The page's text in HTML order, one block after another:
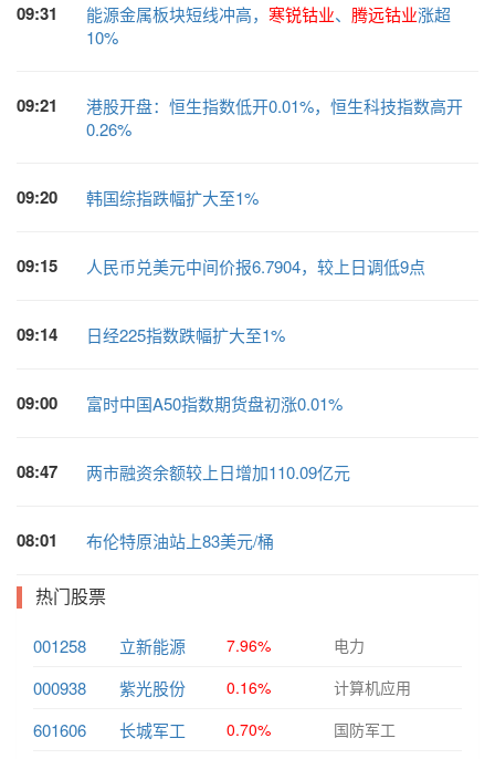
09:31 能源金属板块短线冲高， 寒锐钴业、 腾远钴业涨超
10%
09:21
港股开盘：恒生指数低开0.01%，恒生科技指数高开
0.26%
09:20 韩国综指跌幅扩大至1%
09:15 人民币兑美元中间价报6.7904，较上日调低9点
09:14 日经225指数跌幅扩大至1%
09:00 富时中国A50指数期货盘初涨0.01%
08:47 两市融资余额较上日增加110.09亿元
08:01 布伦特原油站上83美元/桶
热门股票
001258 立新能源 7.96% 电力
000938 紫光股份 0.16% 计算机应用
601606 长城军工 0.70% 国防军工